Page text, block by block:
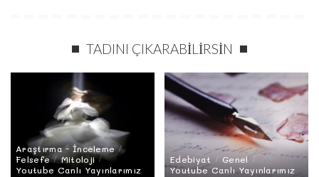
TADINI ÇIKARABILIRSIN
Araştırma - İnceleme
Felsefe
Mitoloji
Youtube Canlı Yayınlarımız
Edebiyat
Genel
Youtube Canlı Yayınlarımız